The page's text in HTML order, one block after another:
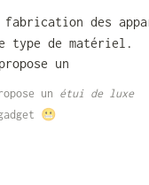
des
type de matériel.
un étui de luxe
😬